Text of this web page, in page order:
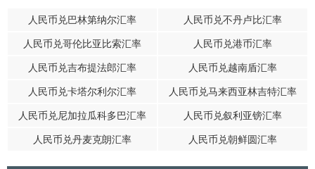
人民币兑巴林第纳尔汇率 人民币兑不丹卢比汇率
人民币兑哥伦比亚比索汇率 人民币兑港币汇率
人民币兑吉布提法郎汇率 人民币兑越南盾汇率
人民币兑卡塔尔利尔汇率 人民币兑马来西亚林吉特汇率
人民币兑尼加拉瓜科多巴汇率 人民币兑叙利亚镑汇率
人民币兑丹麦克朗汇率 人民币兑朝鲜圆汇率